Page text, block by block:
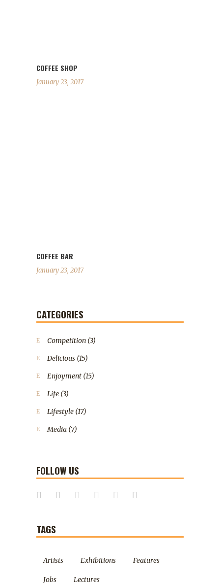
COFFEE SHOP
January 23, 2017
COFFEE BAR
January 23, 2017
CATEGORIES
Competition (3)
Delicious (15)
Enjoyment (15)
Life (3)
Lifestyle (17)
Media (7)
FOLLOW US
TAGS
Artists Exhibitions Features
Jobs Lectures